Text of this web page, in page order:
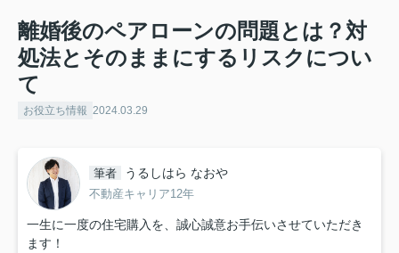
離婚後のペアローンの問題とは？対
処法とそのままにするリスクについ
て
お役立ち情報 2024.03.29
筆者 うるしはら なおや
不動産キャリア12年
一生に一度の住宅購入を、誠心誠意お手伝いさせていただき
ます！